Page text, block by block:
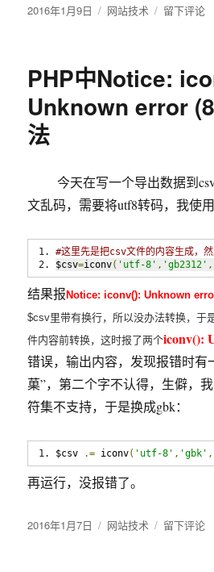
发
2016年1月9日
分
网站技术
于
访
远
慢
解
留下评论
PHP中Notice:
Unknown error
法
今天在写一个导出数据到csv
文乱码，需要将utf8转码，我使
#这里先是把csv文件的内容生成，
$csv=iconv( 'utf-8' , 'gb2312' ,
结果报Notice:iconv(): Unknown
$csv里带有换行，所以没办法转换，于
件内容前转换，这时报了两个iconv():
错误，输出内容，发现报错时有
菓”，第二个字不认得，生僻，
符集不支持，于是换成gbk：
$csv .= iconv( 'utf-8' , 'gbk' ,
再运行，没报错了。
发
2016年1月7日
分
网站技术
于
留下评论